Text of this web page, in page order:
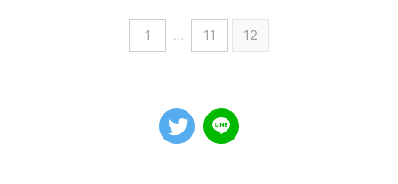
1 … 11 12